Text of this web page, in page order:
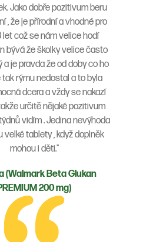
Jako dobře pozitivum beru
, že je přírodní a vhodné pro
let což se nám velice hodí
bývá že školky velice často
a je pravda že od doby co ho
tak rýmu nedostal a to byla
dcera a vždy se nakazí
určitě nějaké pozitivum
vidím . Jedina nevýhoda
velké tablety , když doplněk
mohou i děti."
(Walmark Beta Glukan
200 mg)